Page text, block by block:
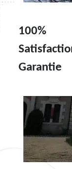
100%
Garantie